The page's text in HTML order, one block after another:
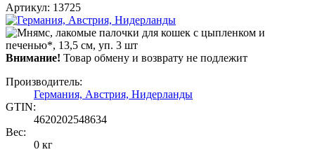
Артикул: 13725
Внимание! Товар обмену и возврату не подлежит
Производитель:
Германия, Австрия, Нидерланды
GTIN:
4620202548634
Вес:
0 кг